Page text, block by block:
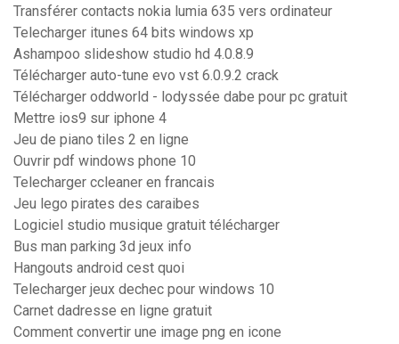
Transférer contacts nokia lumia 635 vers ordinateur
Telecharger itunes 64 bits windows xp
Ashampoo slideshow studio hd 4.0.8.9
Télécharger auto-tune evo vst 6.0.9.2 crack
Télécharger oddworld - lodyssée dabe pour pc gratuit
Mettre ios9 sur iphone 4
Jeu de piano tiles 2 en ligne
Ouvrir pdf windows phone 10
Telecharger ccleaner en francais
Jeu lego pirates des caraibes
Logiciel studio musique gratuit télécharger
Bus man parking 3d jeux info
Hangouts android cest quoi
Telecharger jeux dechec pour windows 10
Carnet dadresse en ligne gratuit
Comment convertir une image png en icone